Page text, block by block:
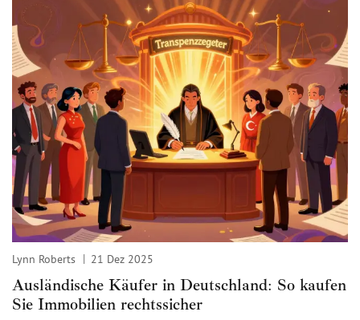
Lynn Roberts 21 Dez 2025
Ausländische Käufer in Deutschland: So kaufen
Sie Immobilien rechtssicher